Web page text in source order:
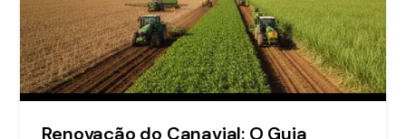
Renovação do Canavial: O Guia